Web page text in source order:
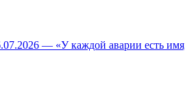
— «У каждой аварии есть